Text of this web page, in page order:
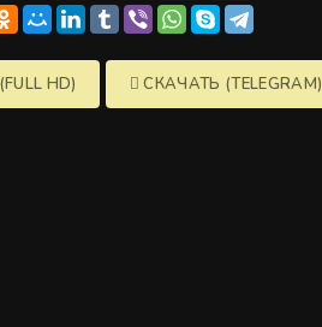
HD) СКАЧАТЬ (TELEGRAM)